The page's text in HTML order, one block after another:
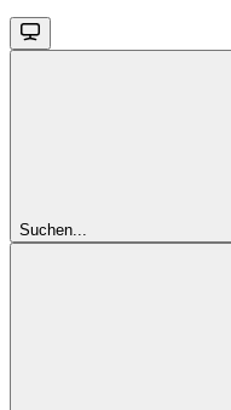
Suchen...